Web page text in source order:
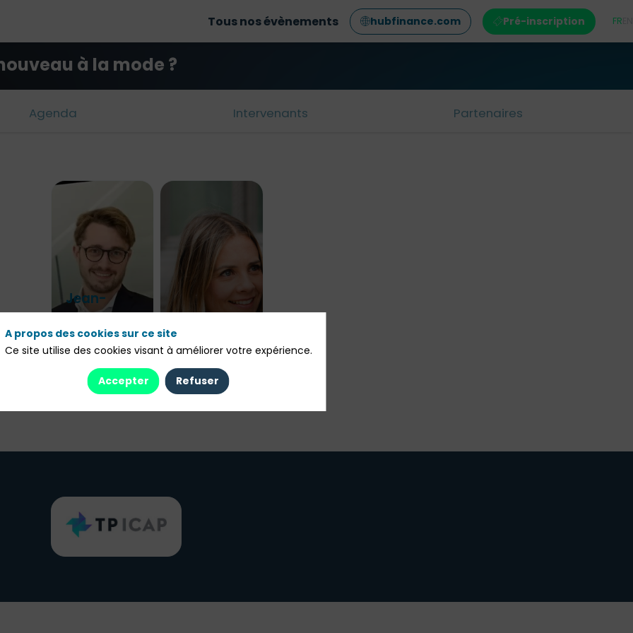
Tous nos évènements hubfinance.com Pré-inscription FR
à la mode ?
Agenda Intervenants Partenaires
Jean-
Baptiste
Vienne
TP ICAP
Investment
solutions
Martina
Rydman
TP ICAP
Structured
Product Sales
A propos des cookies sur ce site
Ce site utilise des cookies visant à améliorer votre expérience.
Accepter Refuser